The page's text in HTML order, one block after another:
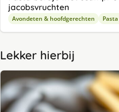
jacobsvruchten
Avondeten & hoofdgerechten
Lekker hierbij